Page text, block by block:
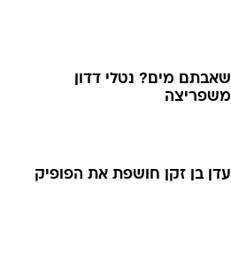
שאבתם מים? נטלי דדון
משפריצה
עדן בן זקן חושפת את הפופיק